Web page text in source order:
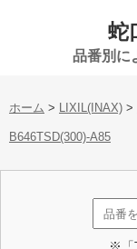
蛇
品番別に
ホーム > LIXIL(INAX) >
B646TSD(300)-A85